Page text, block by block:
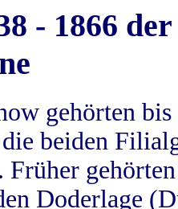
- 1866
gehörten
beiden
Früher
Doderlage